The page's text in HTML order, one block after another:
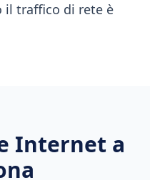
il traffico di rete è
Internet a